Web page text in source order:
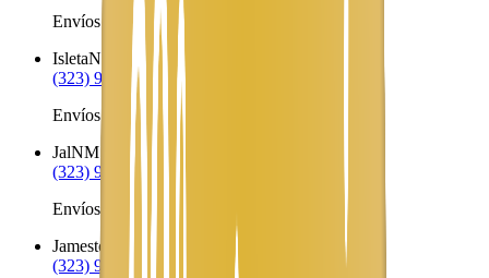
Envíos a Nicaragua desde Ilfeld
IsletaNM
(323) 953-8100
Envíos a Nicaragua desde Isleta
JalNM
(323) 953-8100
Envíos a Nicaragua desde Jal
Jamestown NM
(323) 953-8100